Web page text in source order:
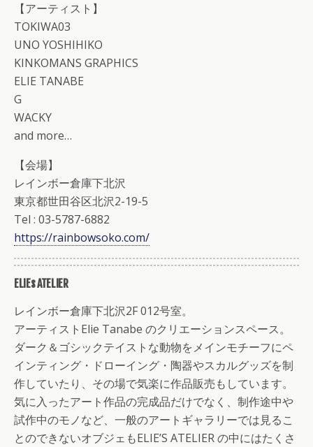
【アーティスト】
TOKIWA03
UNO YOSHIHIKO
KINKOMANS GRAPHICS
ELIE TANABE
G
WACKY
and more…
【会場】
レインボー倉庫下北沢
東京都世田谷区北沢2-19-5
Tel : 03-5787-6882
https://rainbowsoko.com/
ELIEs ATELIER
レインボー倉庫下北沢2F 012号室。
アーティストElie Tanabe のクリエーションスペース。
ダーク＆ゴシックテイストな動物をメインモチーフにペ
インティング・ドローイング・陶器やスカルグッズを制
作していたり、その場で気楽に作品販売もしています。
気に入ったアート作品の完成品だけでなく、制作途中や
試作中のモノなど、一般のアートギャラリーでは見るこ
とのできないオブジェもELIE’S ATELIER の中にはたくさ